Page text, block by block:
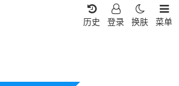
菜单
换肤
登录
历史